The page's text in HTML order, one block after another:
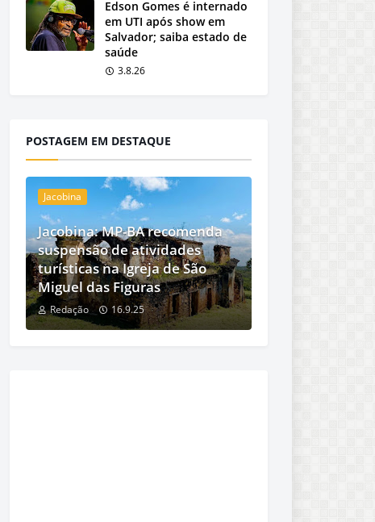
Edson Gomes é internado
em UTI após show em
Salvador; saiba estado de
saúde
3.8.26
POSTAGEM EM DESTAQUE
Jacobina
Jacobina: MP-BA recomenda
suspensão de atividades
turísticas na Igreja de São
Miguel das Figuras
Redação 16.9.25